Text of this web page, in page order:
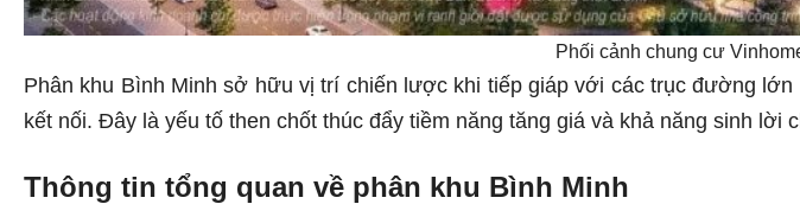
Phối cảnh chung cư
Phân khu Bình Minh sở hữu vị trí chiến lược khi tiếp giáp với các trục đường
kết nối. Đây là yếu tố then chốt thúc đẩy tiềm năng tăng giá và khả năng sinh lời
Thông tin tổng quan về phân khu Bình Minh